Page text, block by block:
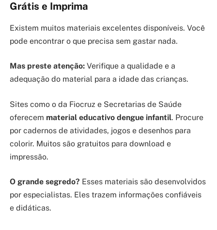
Grátis e Imprima
Existem muitos materiais excelentes disponíveis. Você
pode encontrar o que precisa sem gastar nada.
Mas preste atenção: Verifique a qualidade e a
adequação do material para a idade das crianças.
Sites como o da Fiocruz e Secretarias de Saúde
oferecem material educativo dengue infantil. Procure
por cadernos de atividades, jogos e desenhos para
colorir. Muitos são gratuitos para download e
impressão.
O grande segredo? Esses materiais são desenvolvidos
por especialistas. Eles trazem informações confiáveis
e didáticas.